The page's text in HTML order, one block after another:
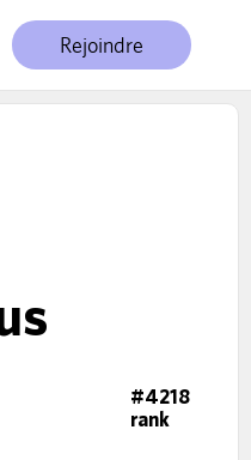
Rejoindre
#4218
rank